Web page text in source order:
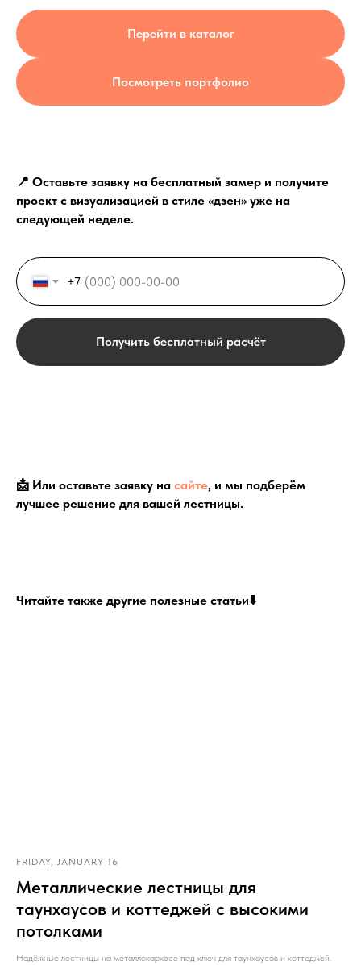
Выезд и ЗD ПРОЕКТбесплатно!
обшивку деревом
Перейти в каталог
Посмотреть портфолио
📍 Оставьте заявку на бесплатный замер и получите
проект с визуализацией в стиле «дзен» уже на
следующей неделе.
+7
Получить бесплатный расчёт
📩 Или оставьте заявку на сайте, и мы подберём
лучшее решение для вашей лестницы.
Читайте также другие полезные статьи⬇️
FRIDAY, JANUARY 16
Металлические лестницы для
таунхаусов и коттеджей с высокими
потолками
Надёжные лестницы на металлокаркасе под ключ для таунхаусов и коттеджей.